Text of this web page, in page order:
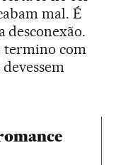
mal. É
desconexão.
termino com